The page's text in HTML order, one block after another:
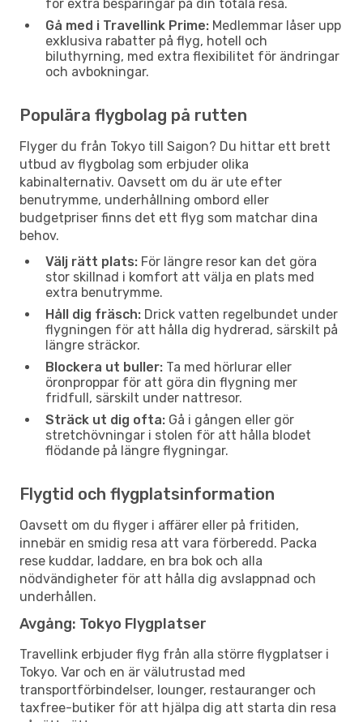
för extra besparingar på din totala resa.
Gå med i Travellink Prime: Medlemmar låser upp
exklusiva rabatter på flyg, hotell och
biluthyrning, med extra flexibilitet för ändringar
och avbokningar.
Populära flygbolag på rutten
Flyger du från Tokyo till Saigon? Du hittar ett brett
utbud av flygbolag som erbjuder olika
kabinalternativ. Oavsett om du är ute efter
benutrymme, underhållning ombord eller
budgetpriser finns det ett flyg som matchar dina
behov.
Välj rätt plats: För längre resor kan det göra
stor skillnad i komfort att välja en plats med
extra benutrymme.
Håll dig fräsch: Drick vatten regelbundet under
flygningen för att hålla dig hydrerad, särskilt på
längre sträckor.
Blockera ut buller: Ta med hörlurar eller
öronproppar för att göra din flygning mer
fridfull, särskilt under nattresor.
Sträck ut dig ofta: Gå i gången eller gör
stretchövningar i stolen för att hålla blodet
flödande på längre flygningar.
Flygtid och flygplatsinformation
Oavsett om du flyger i affärer eller på fritiden,
innebär en smidig resa att vara förberedd. Packa
rese kuddar, laddare, en bra bok och alla
nödvändigheter för att hålla dig avslappnad och
underhållen.
Avgång: Tokyo Flygplatser
Travellink erbjuder flyg från alla större flygplatser i
Tokyo. Var och en är välutrustad med
transportförbindelser, lounger, restauranger och
taxfree-butiker för att hjälpa dig att starta din resa